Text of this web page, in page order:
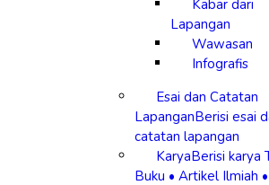
Kabar dari
Lapangan
Wawasan
Infografis
Esai dan Catatan
LapanganBerisi esai
catatan lapangan
KaryaBerisi karya
Buku • Artikel Ilmiah